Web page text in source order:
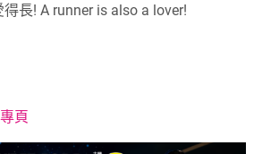
長! A runner is also a lover!
頁